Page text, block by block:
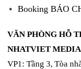
Booking BÁO
VĂN PHÒNG HỖ
NHATVIET MEDIA
VP1: Tầng 3, Tòa